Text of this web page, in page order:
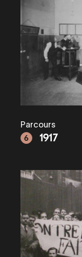
Parcours
6
1917